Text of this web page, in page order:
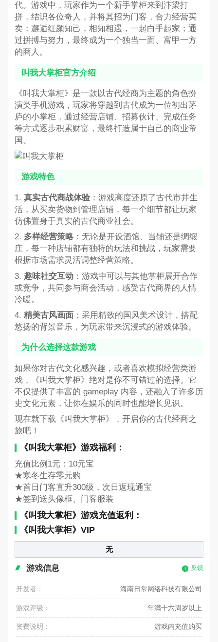
代。游戏中，玩家作为一个新手掌柜来到汴梁打
拼，结识各位奇人，并将其招为门客，合力经营买
卖；邂逅红颜知己，相知相遇，一起白手起家；通
过拼搏与努力，最终成为一个独当一面、富甲一方
的商人。
叫我大掌柜官方介绍
《叫我大掌柜》是一款以古代经商为主题的角色扮
演类手机游戏，玩家将穿越到古代成为一位初出茅
庐的小掌柜，通过经营店铺、招募伙计、完成任务
等方式逐步积累财富，最终打造属于自己的商业帝
国。
游戏特色
1. 真实古代商战体验：游戏高度还原了古代市井生
活，从买卖货物到管理店铺，每一个细节都让玩家
仿佛置身于真实的古代商业社会。
2. 多样经营策略：无论是开设酒馆、当铺还是绸缎
庄，每一种店铺都有独特的玩法和挑战，玩家需要
根据市场需求灵活调整经营策略。
3. 趣味社交互动：游戏中可以与其他掌柜展开合作
或竞争，共同参与商会活动，感受古代商界的人情
冷暖。
4. 精美古风画面：采用精致的国风美术设计，搭配
悠扬的背景音乐，为玩家带来沉浸式的游戏体验。
为什么选择这款游戏
如果你对古代文化感兴趣，或者喜欢模拟经营类游
戏，《叫我大掌柜》绝对是你不可错过的选择。它
不仅提供了丰富的 gameplay 内容，还融入了许多历
史文化元素，让你在娱乐的同时也能增长见识。
现在就下载《叫我大掌柜》，开启你的古代经商之
旅吧！
《叫我大掌柜》游戏福利：
充值比例1元：10元宝
★寒冬生存零元购
★首日门客直升300级，次日返现通宝
★签到送头像框、门客服装
《叫我大掌柜》游戏充值返利：
《叫我大掌柜》VIP
无
游戏信息 反馈
开发者： 海南日常网络科技有限公司
游戏评级： 年满十六周岁以上
资费说明： 游戏内充值购买